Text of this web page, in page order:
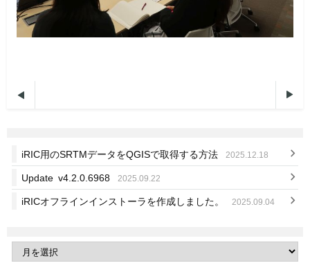
 
iRIC用のSRTMデータをQGISで取得する方法 2025.12.18
Update v4.2.0.6968 2025.09.22
iRICオフラインインストーラを作成しました。 2025.09.04